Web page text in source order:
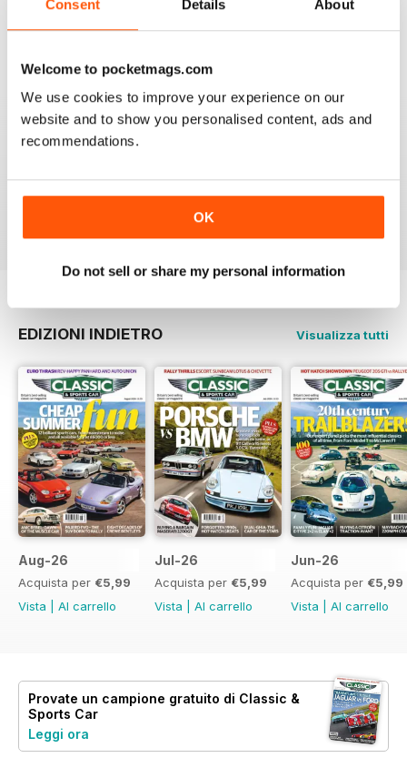
Consent Details About
Welcome to pocketmags.com
We use cookies to improve your experience on our
website and to show you personalised content, ads and
recommendations.
OK
Do not sell or share my personal information
If you own a classic or sports car this mag will fill you
ALWAYS ENTERTAINING
Rights for all those people with classic cars
EDIZIONI INDIETRO Visualizza tutti
Aug-26
Acquista per €5,99
Vista
Al carrello
Jul-26
Acquista per €5,99
Vista
Al carrello
Jun-26
Acquista per €5,99
Vista
Al carrello
Provate un campione gratuito di Classic &
Sports Car
Leggi ora